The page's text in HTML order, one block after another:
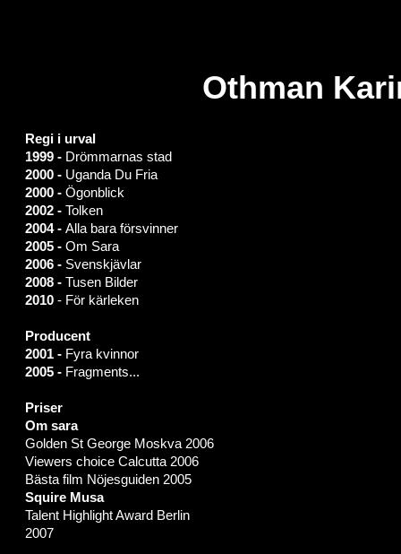
Othman
Regi i urval
1999 - Drömmarnas stad
2000 - Uganda Du Fria
2000 - Ögonblick
2002 - Tolken
2004 - Alla bara försvinner
2005 - Om Sara
2006 - Svenskjävlar
2008 - Tusen Bilder
2010 - För kärleken
Producent
2001 - Fyra kvinnor
2005 - Fragments...
Priser
Om sara
Golden St George Moskva 2006
Viewers choice Calcutta 2006
Bästa film Nöjesguiden 2005
Squire Musa
Talent Highlight Award Berlin
2007